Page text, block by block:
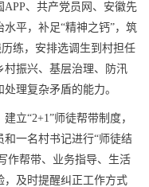
、共产党员网、安徽先
平，补足“精神之钙”，筑
练，安排选调生到村担任
村振兴、基层治理、防汛
理复杂矛盾的能力。
立“2+1”师徒帮带制度，
一名村书记进行“师徒结
作帮带、业务指导、生活
，及时提醒纠正工作方式